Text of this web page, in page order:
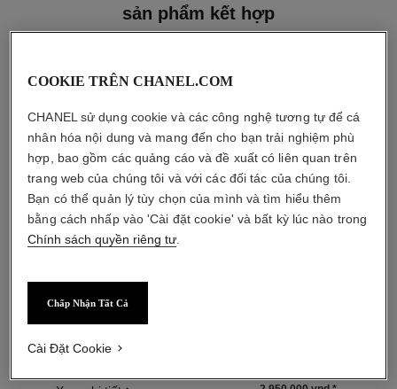
sản phẩm kết hợp
paris - riviera
Dưỡng Thể
COOKIE TRÊN CHANEL.COM
CHANEL sử dụng cookie và các công nghệ tương tự để cá
nhân hóa nội dung và mang đến cho bạn trải nghiệm phù
hợp, bao gồm các quảng cáo và đề xuất có liên quan trên
trang web của chúng tôi và với các đối tác của chúng tôi.
Bạn có thể quản lý tùy chọn của mình và tìm hiểu thêm
bằng cách nhấp vào 'Cài đặt cookie' và bất kỳ lúc nào trong
Chính sách quyền riêng tư
Chấp Nhận Tất Cả
Cài Đặt Cookie